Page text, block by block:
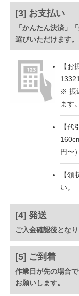
[3] お支払い
「かんたん決済」
選びいただけます。
【お
※ 振
ます。
【代
円〜）
【領
い。
[4] 発送
ご入金確認後とな
[5] ご到着
作業日が先の場合
お願いします。